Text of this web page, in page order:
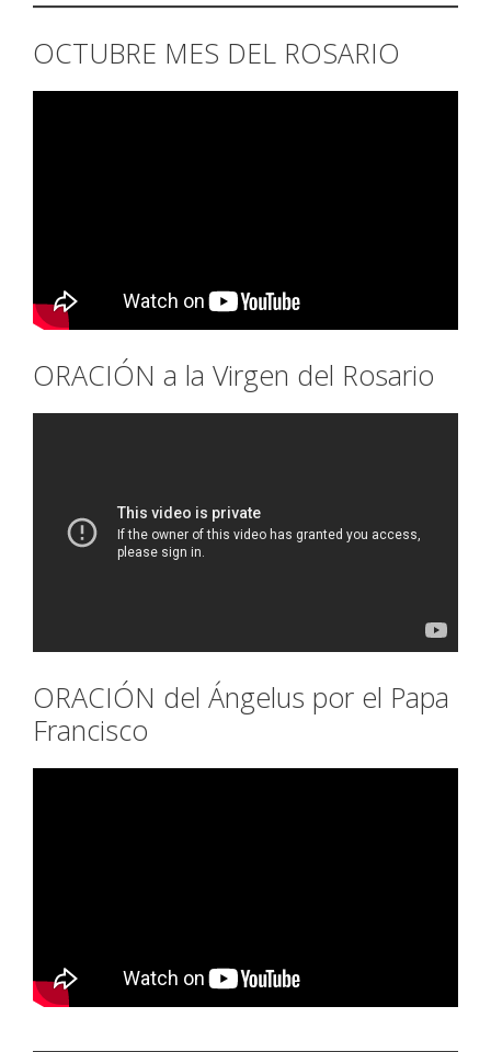
OCTUBRE MES DEL ROSARIO
ORACIÓN a la Virgen del Rosario
ORACIÓN del Ángelus por el Papa
Francisco